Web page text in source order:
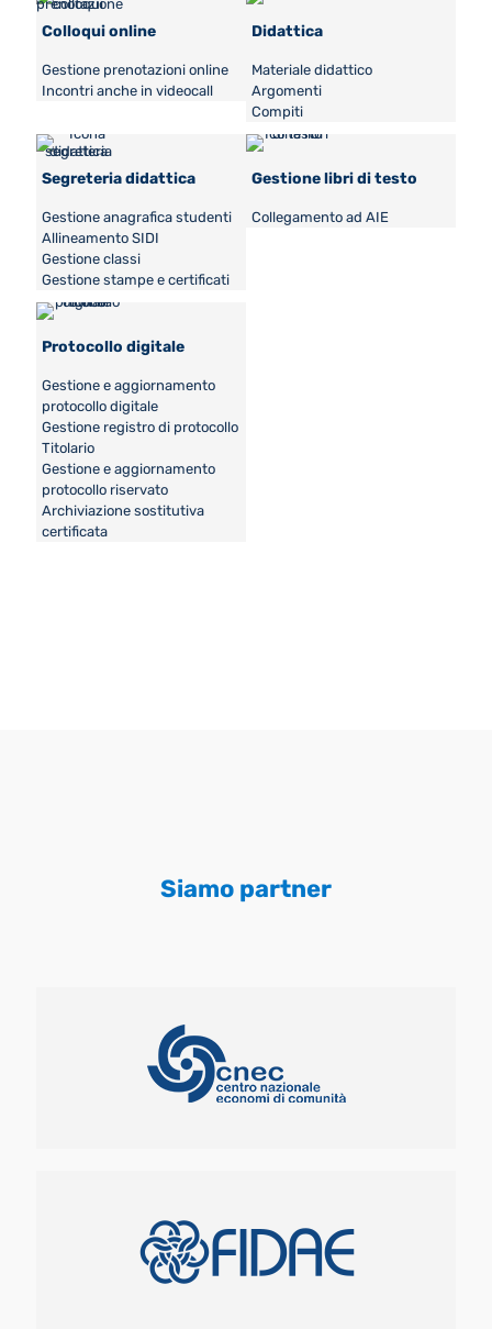
Colloqui online
Gestione prenotazioni online
Incontri anche in videocall
Didattica
Materiale didattico
Argomenti
Compiti
Segreteria didattica
Gestione anagrafica studenti
Allineamento SIDI
Gestione classi
Gestione stampe e certificati
Gestione libri di testo
Collegamento ad AIE
Protocollo digitale
Gestione e aggiornamento
protocollo digitale
Gestione registro di protocollo
Titolario
Gestione e aggiornamento
protocollo riservato
Archiviazione sostitutiva
certificata
Siamo partner